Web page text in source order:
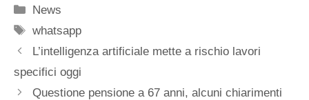
Categorie
News
Tag
whatsapp
L’intelligenza artificiale mette a rischio lavori
specifici oggi
Questione pensione a 67 anni, alcuni chiarimenti